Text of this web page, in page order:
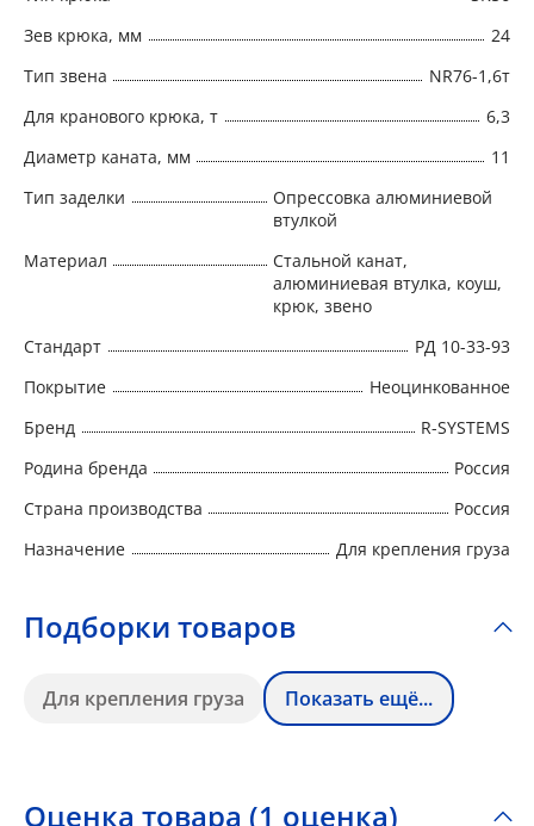
Зев крюка, мм
24
Тип звена
NR76-1,6т
Для кранового крюка, т
6,3
Диаметр каната, мм
11
Тип заделки
Опрессовка алюминиевой
втулкой
Материал
Стальной канат,
алюминиевая втулка, коуш,
крюк, звено
Стандарт
РД 10-33-93
Покрытие
Неоцинкованное
Бренд
R-SYSTEMS
Родина бренда
Россия
Страна производства
Россия
Назначение
Для крепления груза
Подборки товаров
Для крепления груза Показать ещё...
Оценка товара (1 оценка)